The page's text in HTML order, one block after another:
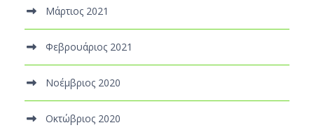
Μάρτιος 2021
Φεβρουάριος 2021
Νοέμβριος 2020
Οκτώβριος 2020